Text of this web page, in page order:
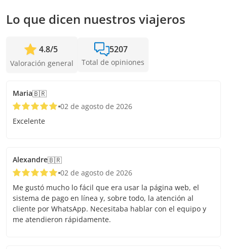
Lo que dicen nuestros viajeros
4.8/5
Valoración general
5207
Total de opiniones
Maria🇧🇷
02 de agosto de 2026
Excelente
Alexandre🇧🇷
02 de agosto de 2026
Me gustó mucho lo fácil que era usar la página web, el
sistema de pago en línea y, sobre todo, la atención al
cliente por WhatsApp. Necesitaba hablar con el equipo y
me atendieron rápidamente.